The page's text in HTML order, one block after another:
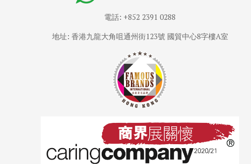
電話: +852 2391 0288
地址: 香港九龍大角咀通州街123號 國貿中心8字樓A室